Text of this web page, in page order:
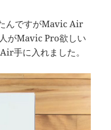
んですがMavic Air
がMavic Pro欲しい
手に入れました。